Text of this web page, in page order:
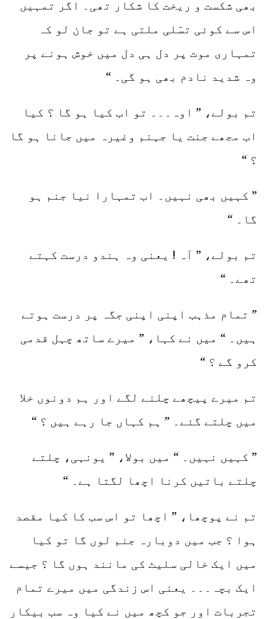
بھی شکست و ریخت کا شکار تھی۔ اگر تمہیں
اس سے کوئی تسّلی ملتی ہے تو جان لو کہ
تمہاری موت پر دل ہی دل میں خوش ہونے پر
وہ شدید نادم بھی ہو گی۔ “
تم بولے، ” اوہ۔۔۔ تو اب کیا ہو گا ؟ کیا
اب مجھے جنت یا جہنم وغیرہ میں جانا ہو گا
؟ “
” کہیں بھی نہیں۔ اب تمہارا نیا جنم ہو
گا۔ “
تم بولے، ” آہ ! یعنی وہ ہندو درست کہتے
تھے۔ “
” تمام مذہب اپنی اپنی جگہ پر درست ہوتے
ہیں۔ “ میں نے کہا، ” میرے ساتھ چہل قدمی
کرو گے ؟ “
تم میرے پیچھے چلنے لگے اور ہم دونوں خلا
میں چلتے گئے۔ ” ہم کہاں جا رہے ہیں ؟ “
” کہیں نہیں۔ “ میں بولا، ” یونہی، چلتے
چلتے باتیں کرنا اچھا لگتا ہے۔ “
تم نے پوچھا، ” اچھا تو اس سب کا کیا مقصد
ہوا ؟ جب میں دوبارہ جنم لوں گا تو کیا
میں ایک خالی سلیٹ کی مانند ہوں گا ؟ جیسے
ایک بچہ۔۔۔ یعنی اس زندگی میں میرے تمام
تجربات اور جو کچھ میں نے کیا وہ سب بیکار